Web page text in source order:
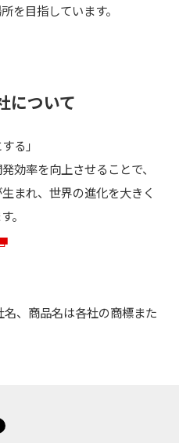
を目指しています。
ついて
る」
効率を向上させることで、
まれ、世界の進化を大きく
。
、商品名は各社の商標また